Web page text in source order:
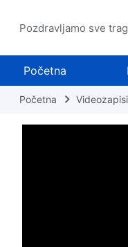
Pozdravljamo sve
Početna
Početna Videozapisi